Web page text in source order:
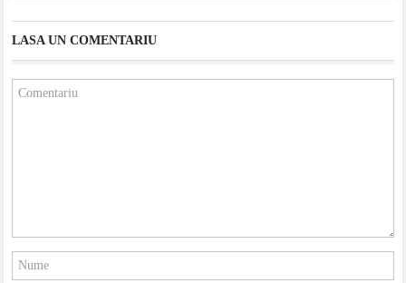
LASA UN COMENTARIU